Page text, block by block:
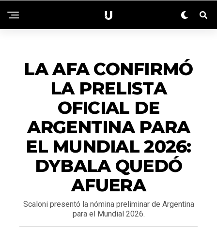
LA AFA CONFIRMÓ
LA PRELISTA
OFICIAL DE
ARGENTINA PARA
EL MUNDIAL 2026:
DYBALA QUEDÓ
AFUERA
Scaloni presentó la nómina preliminar de Argentina
para el Mundial 2026.